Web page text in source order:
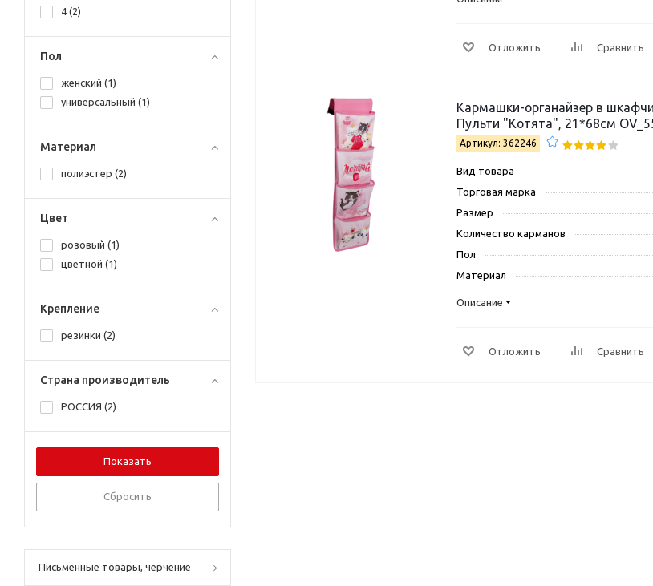
Отложить Сравнить
Кармашки-органайзер в
Пульти "Котята", 21*68см
Артикул: 362246
Вид товара
Торговая марка
Размер
Количество карманов
Пол
Материал
Описание
Отложить Сравнить
4 (2)
Пол
женский (1)
универсальный (1)
Материал
полиэстер (2)
Цвет
розовый (1)
цветной (1)
Крепление
резинки (2)
Страна производитель
РОССИЯ (2)
Сбросить
Письменные товары, черчение